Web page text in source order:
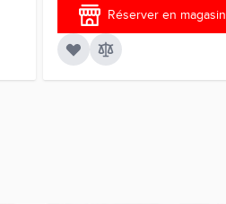
Réserver en magasin